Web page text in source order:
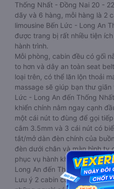
Thống Nhất - Đồng Nai 20 -
dãy và 6 hàng, mỗi hàng là 2
limousine Bến Lức - Long An
được trang bị rất nhiều tiện
hành trình.
Mỗi phòng, cabin đều có gối
to hơn và dây an toàn seat
loại trên, có thể lăn lộn thoải
massage sẽ giúp bạn thư
Lức - Long An đến Thống
khiển chính nằm ngay cạnh
một cái nút to đùng để gọi
cắm 3.5mm và 3 cái nút có
tắt/mở dàn đèn chính của
đèn dưới chân và màn hình tv
phục vụ hành khách giải trí
Long An đến Thống Nhất -
Lưu ý 2 cabin cuối thường